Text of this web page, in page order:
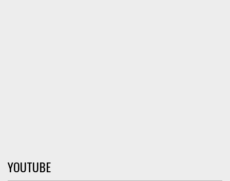
YOUTUBE